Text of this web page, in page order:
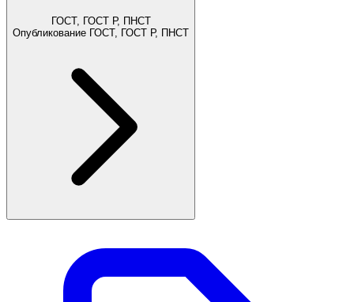
ГОСТ, ГОСТ Р, ПНСТ
Опубликование ГОСТ, ГОСТ Р, ПНСТ